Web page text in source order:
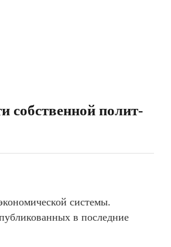
собственной полит-
системы.
в последние